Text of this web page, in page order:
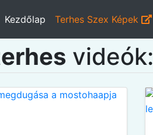
Kezdőlap Terhes Szex Képek
videók: